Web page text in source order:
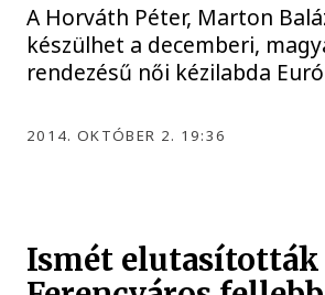
A Horváth Péter, Marton
készülhet a decemberi,
rendezésű női kézilabda
2014. OKTÓBER 2. 19:36
Ismét elutasították